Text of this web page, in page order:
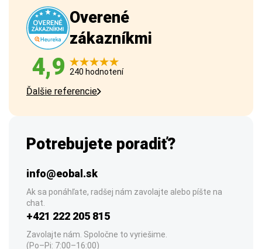
Overené
zákazníkmi
4,9 240 hodnotení
Ďalšie referencie
Potrebujete poradiť?
info@eobal.sk
Ak sa ponáhľate, radšej nám zavolajte alebo píšte na
chat.
+421 222 205 815
Zavolajte nám. Spoločne to vyriešime.
(Po–Pi: 7:00–16:00)